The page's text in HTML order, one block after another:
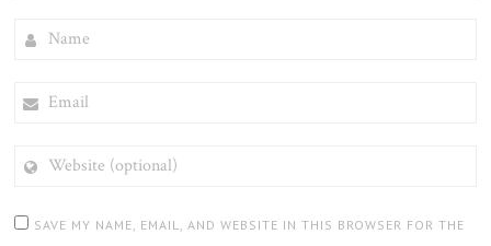
(OPTIONAL)
SAVE MY NAME, EMAIL, AND WEBSITE IN THIS BROWSER FOR THE